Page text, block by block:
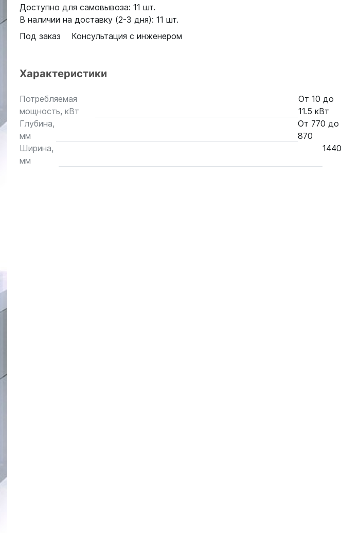
Доступно для самовывоза: 11 шт.
В наличии на доставку (2-3 дня): 11 шт.
Под заказ
Консультация с инженером
Характеристики
Потребляемая
мощность, кВт
От 10 до
11.5 кВт
Глубина,
мм
От 770 до
870
Ширина,
мм
1440